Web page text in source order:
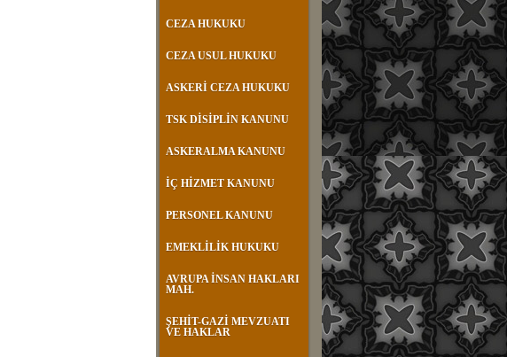
CEZA HUKUKU
CEZA USUL HUKUKU
ASKERİ CEZA HUKUKU
TSK DİSİPLİN KANUNU
ASKERALMA KANUNU
İÇ HİZMET KANUNU
PERSONEL KANUNU
EMEKLİLİK HUKUKU
AVRUPA İNSAN HAKLARI
MAH.
ŞEHİT-GAZİ MEVZUATI
VE HAKLAR